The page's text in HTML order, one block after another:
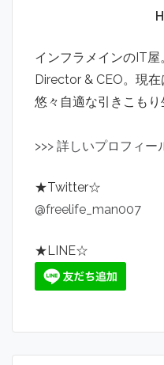
インフラメインのIT
Director & CEO。現
悠々自適な引きこもり
>>> 詳しいプロフィー
★Twitter☆
@freelife_man007
★LINE☆